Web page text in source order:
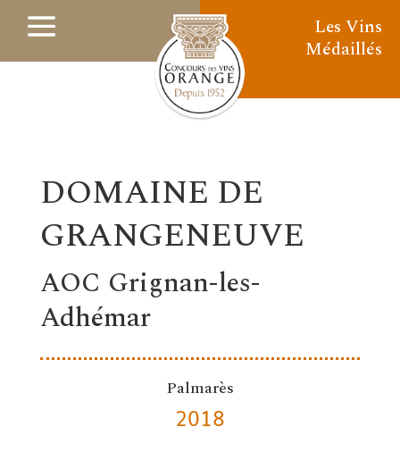
Les Vins
Médaillés
DOMAINE DE
GRANGENEUVE
AOC Grignan-les-
Adhémar
Palmarès
2018